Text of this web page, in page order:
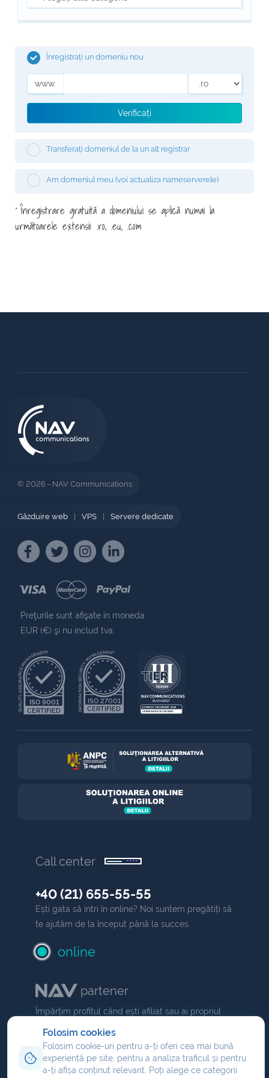
Folosim cookies
Folosim cookie-uri pentru a-ți oferi cea mai bună
experiență pe site, pentru a analiza traficul și pentru
a-ți afișa conținut relevant. Poți alege ce categorii
Înregistrați un domeniu nou
www.
Verificați
Transferați domeniul de la un alt registrar
Am domeniul meu (voi actualiza nameserverele)
* Înregistrare gratuită a domeniului se aplică numai la
următoarele extensii: .ro, .eu, .com
© 2026 - NAV Communications
Găzduire web VPS Servere dedicate
Preţurile sunt afişate în moneda
EUR (€) şi nu includ tva.
ISO 9001
QUALITY ASSURANCE MANAGEMENT
CERTIFIED
ISO 27001
INFORMATION SECURITY MANAGEMENT
CERTIFIED
NAV COMMUNICATIONS
BUCHAREST
EXPIRES 7 NOVEMBER 2025
UPTIME INSTITUTE CERTIFIED
Call center
+40 (21) 655-55-55
Ești gata să intri în online? Noi suntem pregătiți să
te ajutăm de la început până la succes.
online
partener
Împărțim profitul când ești afiliat sau ai propriul
comision dacă ești partener
Program de afiliere
Reseller hosting